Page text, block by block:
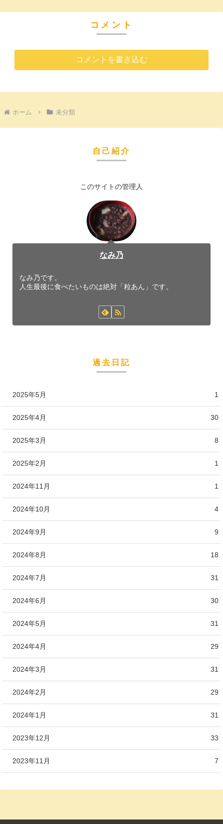
コメント
コメントを書き込む
ホーム 未分類
自己紹介
このサイトの管理人
なみ乃
なみ乃です。
人生最後に食べたいものは絶対「粒あん」です。
過去日記
2025年5月 1
2025年4月 30
2025年3月 8
2025年2月 1
2024年11月 1
2024年10月 4
2024年9月 9
2024年8月 18
2024年7月 31
2024年6月 30
2024年5月 31
2024年4月 29
2024年3月 31
2024年2月 29
2024年1月 31
2023年12月 33
2023年11月 7